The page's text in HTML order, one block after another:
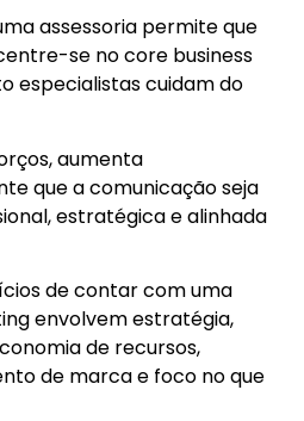
assessoria permite que
se no core business
especialistas cuidam do
aumenta
que a comunicação seja
estratégica e alinhada
de contar com uma
envolvem estratégia,
de recursos,
de marca e foco no que